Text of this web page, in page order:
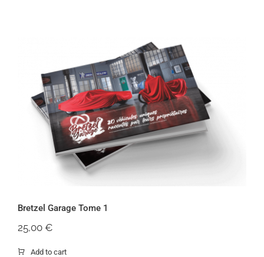
Bretzel Garage Tome 1
Bretzel Garage Tome 1
25,00 €
Add to cart